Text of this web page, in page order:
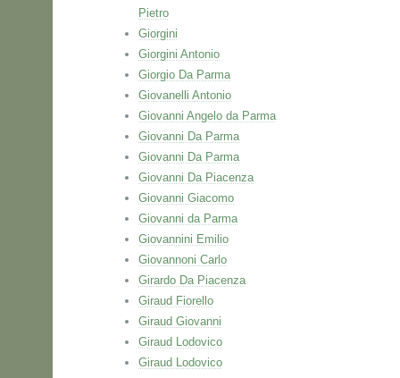
Pietro
Giorgini
Giorgini Antonio
Giorgio Da Parma
Giovanelli Antonio
Giovanni Angelo da Parma
Giovanni Da Parma
Giovanni Da Parma
Giovanni Da Piacenza
Giovanni Giacomo
Giovanni da Parma
Giovannini Emilio
Giovannoni Carlo
Girardo Da Piacenza
Giraud Fiorello
Giraud Giovanni
Giraud Lodovico
Giraud Lodovico